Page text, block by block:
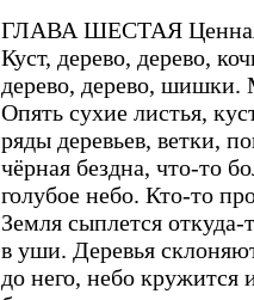
ГЛАВА ШЕСТАЯ Ценная
Куст, дерево, дерево,
дерево, дерево, шишки.
Опять сухие листья,
ряды деревьев, ветки,
чёрная бездна, что-то
голубое небо. Кто-то
Земля сыплется откуда-
в уши. Деревья
до него, небо кружится